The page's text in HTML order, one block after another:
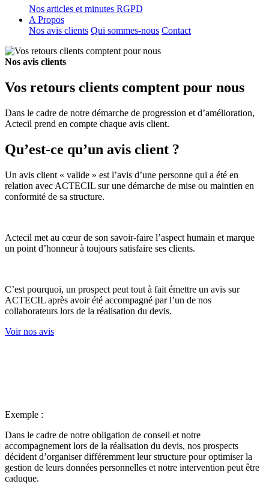
Nos articles et minutes RGPD
A Propos
Nos avis clients Qui sommes-nous Contact
Nos avis clients
Vos retours clients comptent pour nous
Dans le cadre de notre démarche de progression et d’amélioration,
Actecil prend en compte chaque avis client.
Qu’est-ce qu’un avis client ?
Un avis client « valide » est l’avis d’une personne qui a été en
relation avec ACTECIL sur une démarche de mise ou maintien en
conformité de sa structure.
Actecil met au cœur de son savoir-faire l’aspect humain et marque
un point d’honneur à toujours satisfaire ses clients.
C’est pourquoi, un prospect peut tout à fait émettre un avis sur
ACTECIL après avoir été accompagné par l’un de nos
collaborateurs lors de la réalisation du devis.
Voir nos avis
Exemple :
Dans le cadre de notre obligation de conseil et notre
accompagnement lors de la réalisation du devis, nos prospects
décident d’organiser différemment leur structure pour optimiser la
gestion de leurs données personnelles et notre intervention peut être
caduque.